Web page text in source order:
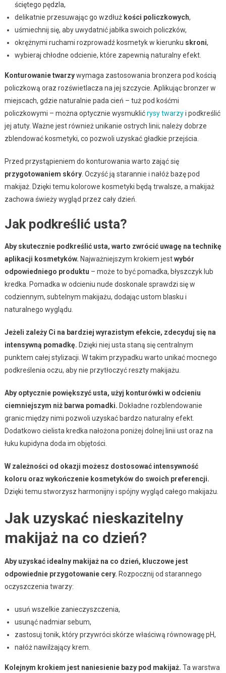
ściętego pędzla,
delikatnie przesuwając go wzdłuż kości policzkowych,
uśmiechnij się, aby uwydatnić jabłka swoich policzków,
okrężnymi ruchami rozprowadź kosmetyk w kierunku skroni,
wybieraj chłodne odcienie, które zapewnią naturalny efekt.
Konturowanie twarzywymaga zastosowania bronzera pod kością
policzkową oraz rozświetlacza na jej szczycie. Aplikując bronzer w
miejscach, gdzie naturalnie pada cień – tuż pod kośćmi
policzkowymi – można optycznie wysmuklićrysy twarzyi podkreślić
jej atuty. Ważne jest również unikanie ostrych linii; należy dobrze
zblendować kosmetyki, co pozwoli uzyskać gładkie przejścia.
Przed przystąpieniem do konturowania warto zająć się
przygotowaniem skóry. Oczyść ją starannie i nałóż bazę pod
makijaż. Dzięki temu kolorowe kosmetyki będą trwalsze, a makijaż
zachowa świeży wygląd przez cały dzień.
Jak podkreślić usta?
Aby skutecznie podkreślić usta, warto zwrócić uwagę na technikę
aplikacji kosmetyków. Najważniejszym krokiem jestwybór
odpowiedniego produktu – może to być pomadka, błyszczyk lub
kredka. Pomadka w odcieniu nude doskonale sprawdzi się w
codziennym, subtelnym makijażu, dodając ustom blasku i
naturalnego wyglądu.
Jeżeli zależy Ci na bardziej wyrazistym efekcie, zdecyduj się na
intensywną pomadkę. Dzięki niej usta staną się centralnym
punktem całej stylizacji. W takim przypadku warto unikać mocnego
podkreślenia oczu, aby nie przytłoczyć reszty makijażu.
Aby optycznie powiększyć usta, użyj konturówki w odcieniu
ciemniejszym niż barwa pomadki. Dokładne rozblendowanie
granic między nimi pozwoli uzyskać bardzo naturalny efekt.
Dodatkowo cielista kredka nałożona poniżej dolnej linii ust oraz na
łuku kupidyna doda im objętości.
W zależności od okazji możesz dostosować intensywność
koloru oraz wykończenie kosmetyków do swoich preferencji.
Dzięki temu stworzysz harmonijny i spójny wygląd całego makijażu.
Jak uzyskać nieskazitelny
makijaż na co dzień?
Aby uzyskać idealny makijaż na co dzień, kluczowe jest
odpowiednie przygotowanie cery. Rozpocznij od starannego
oczyszczenia twarzy:
usuń wszelkie zanieczyszczenia,
usunąć nadmiar sebum,
zastosuj tonik, który przywróci skórze właściwą równowagę pH,
nałóż nawilżający krem.
Kolejnym krokiem jest naniesienie bazy pod makijaż. Ta warstwa